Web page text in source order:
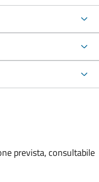
prevista, consultabile